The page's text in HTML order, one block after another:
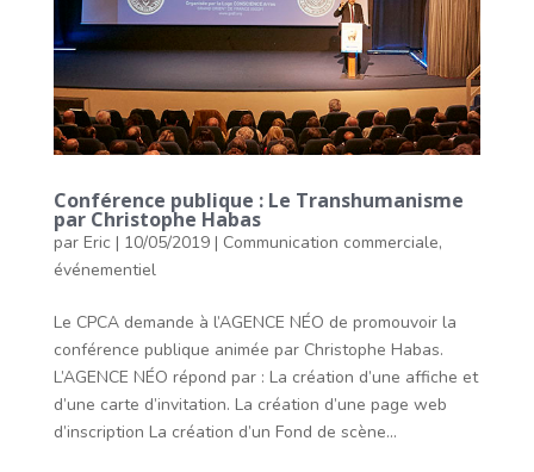
Conférence publique : Le Transhumanisme
par Christophe Habas
par Eric | 10/05/2019| Communication commerciale,
événementiel
Le CPCA demande à l’AGENCE NÉO de promouvoir la
conférence publique animée par Christophe Habas.
L’AGENCE NÉO répond par : La création d’une affiche et
d’une carte d’invitation. La création d’une page web
d’inscription La création d’un Fond de scène...